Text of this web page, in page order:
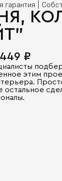
гарантия |
₽
этим
остальное